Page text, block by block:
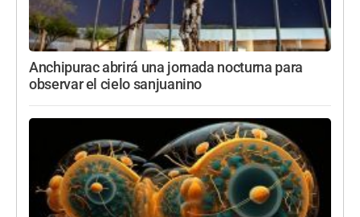
Anchipurac abrirá una jornada nocturna para
observar el cielo sanjuanino